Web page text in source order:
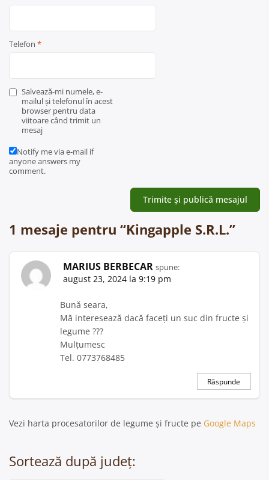
Telefon *
Salvează-mi numele, e-
mailul și telefonul în acest
browser pentru data
viitoare când trimit un
mesaj
Notify me via e-mail if
anyone answers my
comment.
1 mesaje pentru “Kingapple S.R.L.”
MARIUS BERBECAR spune:
august 23, 2024 la 9:19 pm
Bună seara,
Mă interesează dacă faceți un suc din fructe și
legume ???
Mulțumesc
Tel. 0773768485
Răspunde
Vezi harta procesatorilor de legume și fructe pe Google Maps
Sortează după județ: